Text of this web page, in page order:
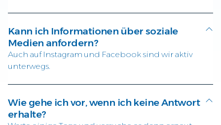
Kann ich Informationen über soziale
Medien anfordern?
Auch auf Instagram und Facebook sind wir aktiv
unterwegs.
Wie gehe ich vor, wenn ich keine Antwort
erhalte?